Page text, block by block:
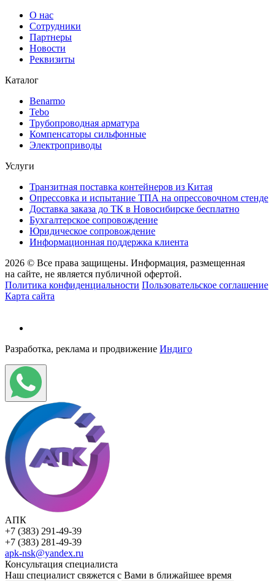
О нас
Сотрудники
Партнеры
Новости
Реквизиты
Каталог
Benarmo
Tebo
Трубопроводная арматура
Компенсаторы сильфонные
Электроприводы
Услуги
Транзитная поставка контейнеров из Китая
Опрессовка и испытание ТПА на опрессовочном стенде
Доставка заказа до ТК в Новосибирске бесплатно
Бухгалтерское сопровождение
Юридическое сопровождение
Информационная поддержка клиента
2026 © Все права защищены. Информация, размещенная
на сайте, не является публичной офертой.
Политика конфиденциальности Пользовательское соглашение
Карта сайта
Разработка, реклама и продвижение Индиго
АПК
+7 (383) 291-49-39
+7 (383) 281-49-39
apk-nsk@yandex.ru
Консультация специалиста
Наш специалист свяжется с Вами в ближайшее время